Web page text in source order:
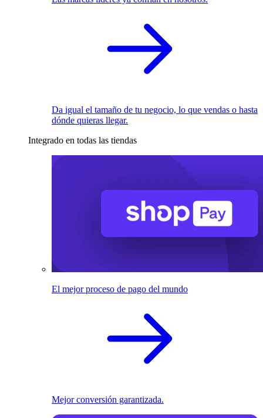
Da igual el tamaño de tu negocio, lo que vendas o hasta
dónde quieras llegar.
Integrado en todas las tiendas
El mejor proceso de pago del mundo
Mejor conversión garantizada.